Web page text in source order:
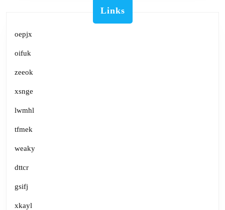
Links
oepjx
oifuk
zeeok
xsnge
lwmhl
tfmek
weaky
dttcr
gsifj
xkayl